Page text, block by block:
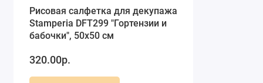
Рисовая салфетка для декупажа
Stamperia DFT299 "Гортензии и
бабочки", 50х50 см
320.00р.